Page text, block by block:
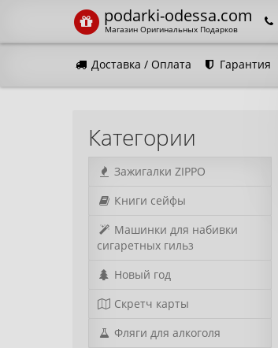
podarki-odessa.com
Магазин Оригинальных Подарков
Доставка / Оплата Гарантия
Категории
Зажигалки ZIPPO
Книги сейфы
Машинки для набивки
сигаретных гильз
Новый год
Скретч карты
Фляги для алкоголя